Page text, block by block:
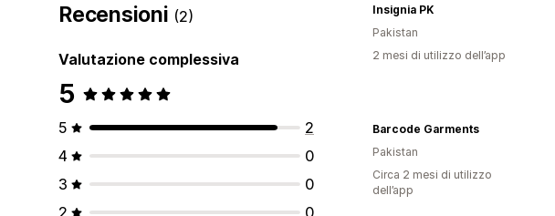
Recensioni (2)
Valutazione complessiva
5
5
2
4
0
3
0
2
0
Insignia PK
Pakistan
2 mesi di utilizzo dell’app
Barcode Garments
Pakistan
Circa 2 mesi di utilizzo
dell’app